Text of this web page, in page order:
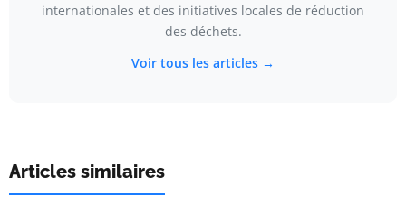
internationales et des initiatives locales de réduction
des déchets.
Voir tous les articles →
Articles similaires